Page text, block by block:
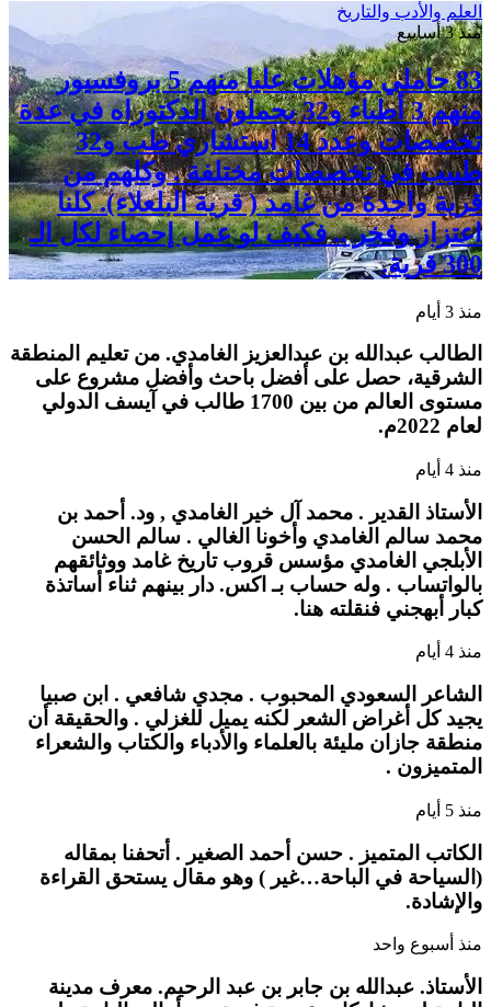
العلم والأدب والتاريخ
منذ 3 أسابيع
83 حاملي مؤهلات عليا منهم 5 بروفسيور
منهم 3 أطباء و32 يحملون الدكتوراه في عدة
تخصصات وعدد 14 استشاري طب و32
طبيب في تخصصات مختلفة . وكلهم من
قرية واحدة من غامد ( قرية البلعلاء). كلنا
اعتزاز وفخر .. فكيف لو عمل إحصاء لكل الـ
300 قرية.
منذ 3 أيام
الطالب عبدالله بن عبدالعزيز الغامدي. من تعليم المنطقة
الشرقية، حصل على أفضل باحث وأفضل مشروع على
مستوى العالم من بين 1700 طالب في آيسف الدولي
لعام 2022م.
منذ 4 أيام
الأستاذ القدير . محمد آل خير الغامدي , ود. أحمد بن
محمد سالم الغامدي وأخونا الغالي . سالم الحسن
الأبلجي الغامدي مؤسس قروب تاريخ غامد ووثائقهم
بالواتساب . وله حساب بـ اكس. دار بينهم ثناء أساتذة
كبار أبهجني فنقلته هنا.
منذ 4 أيام
الشاعر السعودي المحبوب . مجدي شافعي . ابن صبيا
يجيد كل أغراض الشعر لكنه يميل للغزلي . والحقيقة أن
منطقة جازان مليئة بالعلماء والأدباء والكتاب والشعراء
المتميزون .
منذ 5 أيام
الكاتب المتميز . حسن أحمد الصغير . أتحفنا بمقاله
(السياحة في الباحة…غير ) وهو مقال يستحق القراءة
والإشادة.
منذ أسبوع واحد
الأستاذ. عبدالله بن جابر بن عبد الرحيم. معرف مدينة